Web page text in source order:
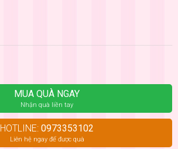
MUA QUÀ NGAY
Nhận quà liền tay
HOTLINE: 0973353102
Liên hệ ngay để được quà